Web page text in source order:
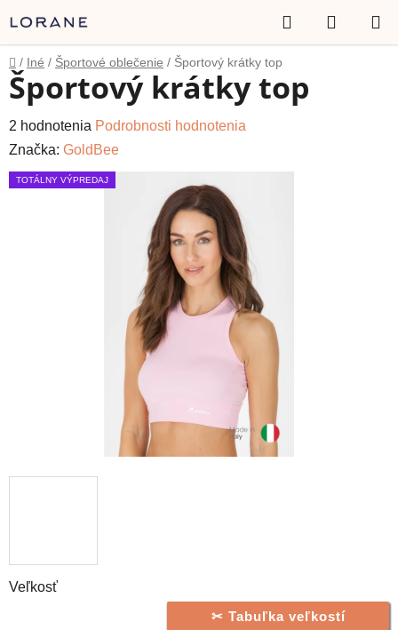
na
obsah
Hľadať
KOŠÍK
Domov
/ Iné / Športové oblečenie / Športový krátky top
Tabuľka veľkostí
Veľkosť
Športový krátky top
Priemerné
hodnotenie
produktu
2 hodnotenia Podrobnosti hodnotenia
Značka: GoldBee
TOTÁLNY VÝPREDAJ